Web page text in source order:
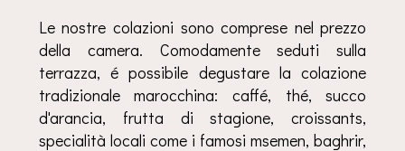
Le nostre colazioni sono comprese nel prezzo
della camera. Comodamente seduti sulla
terrazza, é possibile degustare la colazione
tradizionale marocchina: caffé, thé, succo
d'arancia, frutta di stagione, croissants,
specialità locali come i famosi msemen, baghrir,